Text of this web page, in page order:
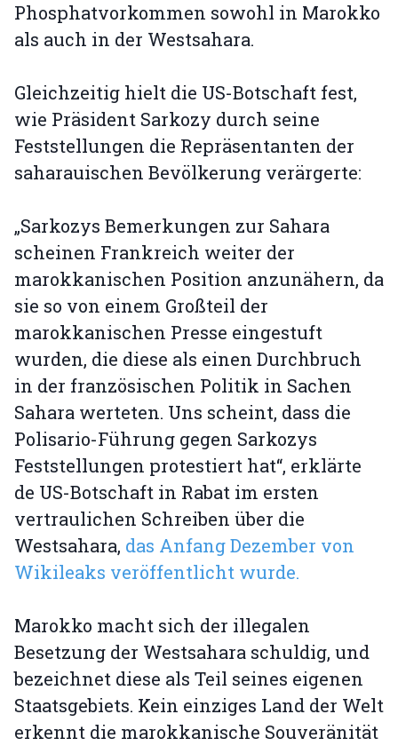
Phosphatvorkommen sowohl in Marokko
als auch in der Westsahara.
Gleichzeitig hielt die US-Botschaft fest,
wie Präsident Sarkozy durch seine
Feststellungen die Repräsentanten der
saharauischen Bevölkerung verärgerte:
„Sarkozys Bemerkungen zur Sahara
scheinen Frankreich weiter der
marokkanischen Position anzunähern, da
sie so von einem Großteil der
marokkanischen Presse eingestuft
wurden, die diese als einen Durchbruch
in der französischen Politik in Sachen
Sahara werteten. Uns scheint, dass die
Polisario-Führung gegen Sarkozys
Feststellungen protestiert hat“, erklärte
de US-Botschaft in Rabat im ersten
vertraulichen Schreiben über die
Westsahara, das Anfang Dezember von
Wikileaks veröffentlicht wurde.
Marokko macht sich der illegalen
Besetzung der Westsahara schuldig, und
bezeichnet diese als Teil seines eigenen
Staatsgebiets. Kein einziges Land der Welt
erkennt die marokkanische Souveränität